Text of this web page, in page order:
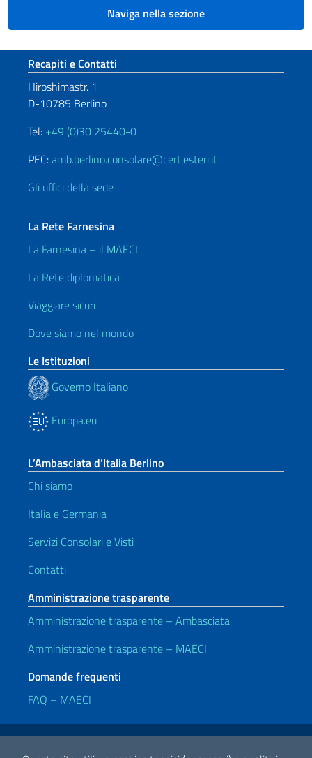
Naviga nella sezione
Sezione footer
Recapiti e Contatti
Hiroshimastr. 1
D-10785 Berlino
Tel: +49 (0)30 25440-0
PEC:amb.berlino.consolare@cert.esteri.it
Gli uffici della sede
La Rete Farnesina
La Farnesina – il MAECI
La Rete diplomatica
Viaggiare sicuri
Dove siamo nel mondo
Le Istituzioni
Governo Italiano
Europa.eu
L’Ambasciata d’Italia Berlino
Chi siamo
Italia e Germania
Servizi Consolari e Visti
Contatti
Amministrazione trasparente
Amministrazione trasparente – Ambasciata
Amministrazione trasparente – MAECI
Domande frequenti
FAQ – MAECI
Link Utili